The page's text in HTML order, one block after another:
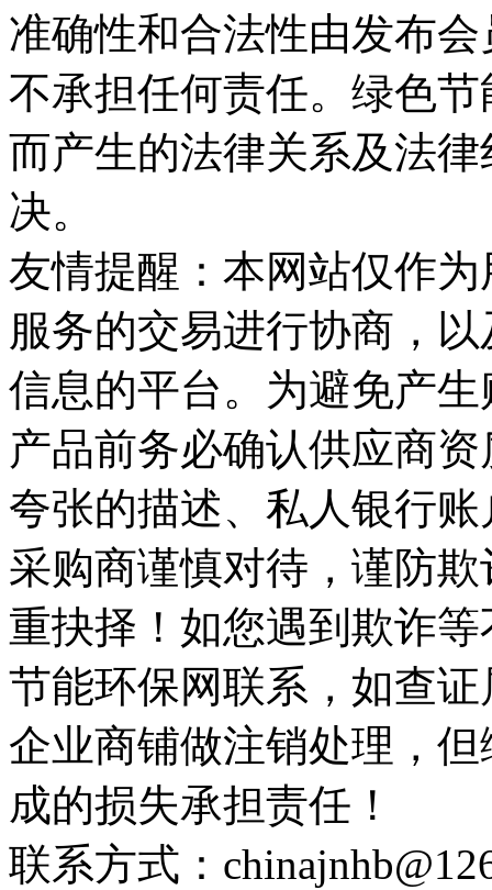
准确性和合法性由发布
不承担任何责任。绿色
而产生的法律关系及法
决。
友情提醒：本网站仅作
服务的交易进行协商，
信息的平台。为避免产
产品前务必确认供应商
夸张的描述、私人银行
采购商谨慎对待，谨防
重抉择！如您遇到欺诈
节能环保网联系，如查
企业商铺做注销处理，
成的损失承担责任！
联系方式：